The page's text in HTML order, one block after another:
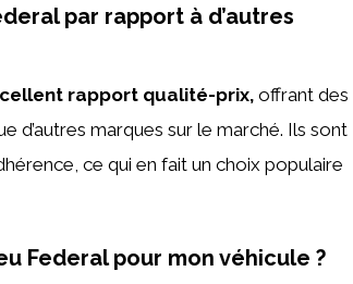
par rapport à d’autres
rapport qualité-prix,offrant des
d’autres marques sur le marché. Ils sont
ce qui en fait un choix populaire
Federal pour mon véhicule ?